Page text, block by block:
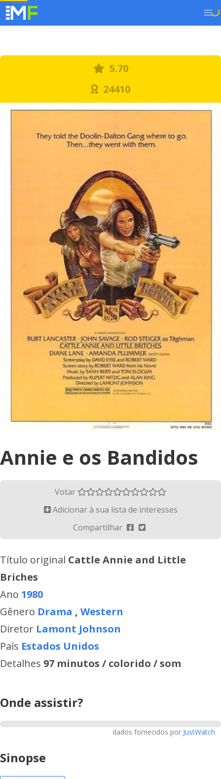
5.70
24410
Annie e os Bandidos
Votar
Adicionar à sua lista de interesses
Compartilhar
Título original Cattle Annie and Little
Briches
Ano 1980
Gênero Drama , Western
Diretor Lamont Johnson
País Estados Unidos
Detalhes 97 minutos / colorido / som
Onde assistir?
dados fornecidos por JustWatch
Sinopse